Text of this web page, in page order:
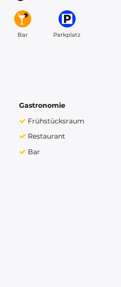
Bar Parkplatz
Gastronomie
Frühstücksraum
Restaurant
Bar